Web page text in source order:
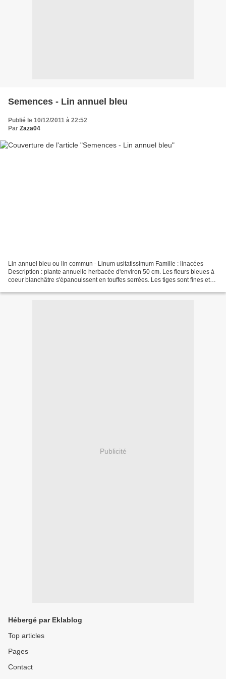
Semences - Lin annuel bleu
Publié le 10/12/2011 à 22:52
Par Zaza04
Lin annuel bleu ou lin commun - Linum usitatissimum Famille : linacées
Description : plante annuelle herbacée d'environ 50 cm. Les fleurs bleues à
coeur blanchâtre s'épanouissent en touffes serrées. Les tiges sont fines et
Publicité
Hébergé par Eklablog
Top articles
Pages
Contact